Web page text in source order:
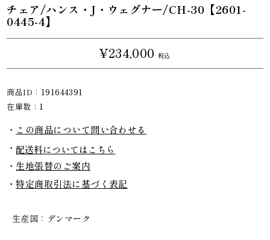
チェア/ハンス・J・ウェグナー/CH-30【2601-
0445-4】
¥234,000 税込
商品ID： 191644391
在庫数： 1
この商品について問い合わせる
配送料についてはこちら
生地張替のご案内
特定商取引法に基づく表記
生産国 デンマーク